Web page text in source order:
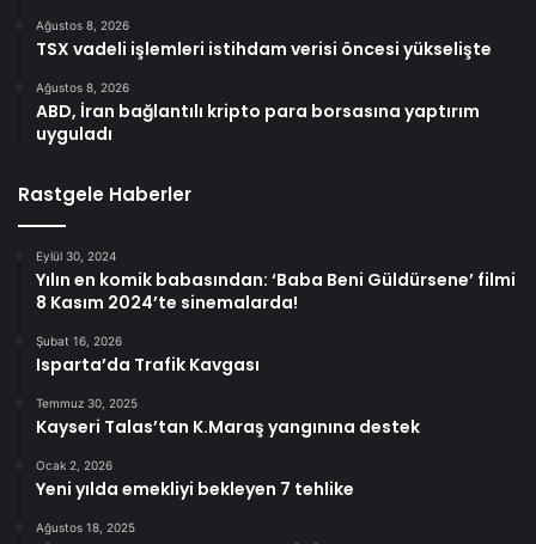
Ağustos 8, 2026
TSX vadeli işlemleri istihdam verisi öncesi yükselişte
Ağustos 8, 2026
ABD, İran bağlantılı kripto para borsasına yaptırım
uyguladı
Rastgele Haberler
Eylül 30, 2024
Yılın en komik babasından: ‘Baba Beni Güldürsene’ filmi
8 Kasım 2024’te sinemalarda!
Şubat 16, 2026
Isparta’da Trafik Kavgası
Temmuz 30, 2025
Kayseri Talas’tan K.Maraş yangınına destek
Ocak 2, 2026
Yeni yılda emekliyi bekleyen 7 tehlike
Ağustos 18, 2025